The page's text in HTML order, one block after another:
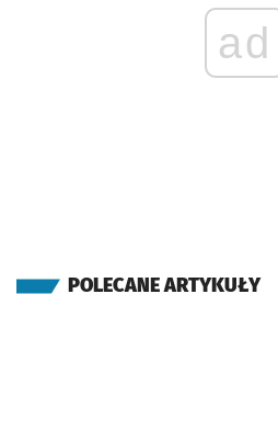
ad
POLECANE ARTYKUŁY